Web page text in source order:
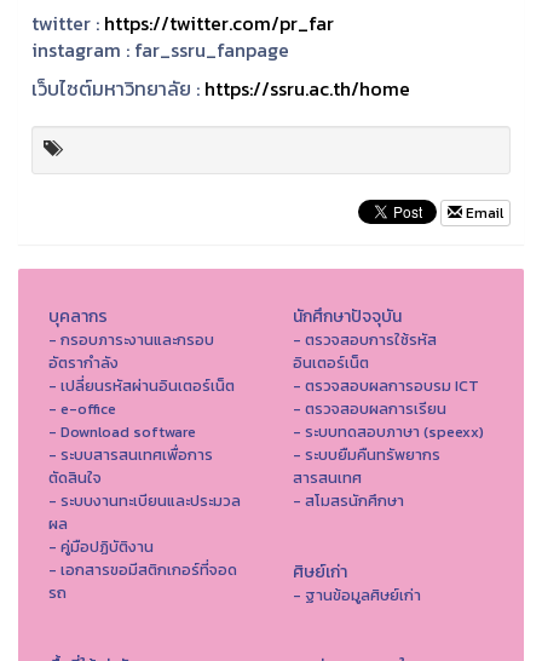
twitter : https://twitter.com/pr_far
instagram : far_ssru_fanpage
เว็บไซต์มหาวิทยาลัย : https://ssru.ac.th/home
Email
บุคลากร
- กรอบภาระงานและกรอบ
อัตรากำลัง
- เปลี่ยนรหัสผ่านอินเตอร์เน็ต
- e-office
- Download software
- ระบบสารสนเทศเพื่อการ
ตัดสินใจ
- ระบบงานทะเบียนและประมวล
ผล
- คู่มือปฏิบัติงาน
- เอกสารขอมีสติกเกอร์ที่จอด
รถ
นักศึกษาปัจจุบัน
- ตรวจสอบการใช้รหัส
อินเตอร์เน็ต
- ตรวจสอบผลการอบรม ICT
- ตรวจสอบผลการเรียน
- ระบบทดสอบภาษา (speexx)
- ระบบยืมคืนทรัพยากร
สารสนเทศ
- สโมสรนักศึกษา
ศิษย์เก่า
- ฐานข้อมูลศิษย์เก่า